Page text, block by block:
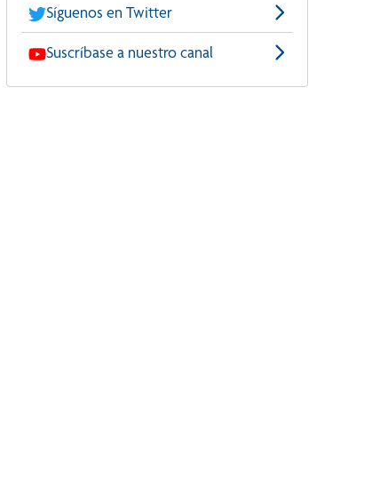
Síguenos en Twitter
Suscríbase a nuestro canal